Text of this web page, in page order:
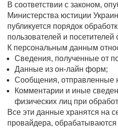
В соответствии с законом,
Министерства юстиции
публикуется порядок
пользователей и посетителей
К персональным данным
Сведения, полученные от
Данные из он-лайн форм;
Сообщения, отправленные
Комментарии и иные
физических лиц при
Все эти данные хранятся на
провайдера,